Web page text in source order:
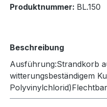
Produktnummer: BL.150
Beschreibung
Ausführung:Strandkorb
witterungsbeständigem